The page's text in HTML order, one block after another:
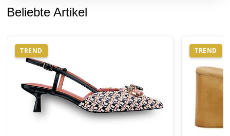
Beliebte Artikel
TREND TREND